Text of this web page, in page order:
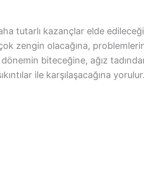
tutarlı kazançlar elde
zengin olacağına,
biteceğine, ağız
ile karşılaşacağına yorulur.